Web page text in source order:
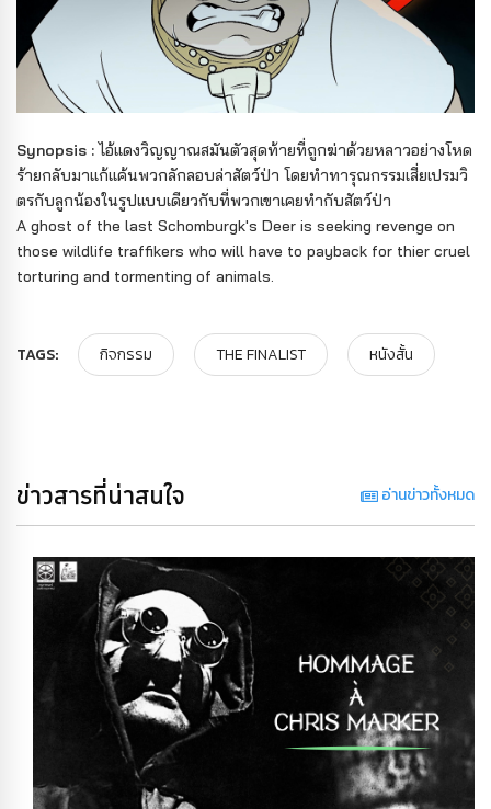
Synopsis :ไอ้แดงวิญญาณสมันตัวสุดท้ายที่ถูกฆ่าด้วยหลาวอย่างโหด
ร้ายกลับมาแก้แค้นพวกลักลอบล่าสัตว์ป่า โดยทำทารุณกรรมเสี่ยเปรมวิ
ตรกับลูกน้องในรูปแบบเดียวกับที่พวกเขาเคยทำกับสัตว์ป่า
A ghost of the last Schomburgk's Deer is seeking revenge on
those wildlife traffikers who will have to payback for thier cruel
torturing and tormenting of animals.
TAGS: กิจกรรม THE FINALIST หนังสั้น
ข่าวสารที่น่าสนใจ อ่านข่าวทั้งหมด